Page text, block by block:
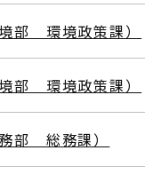
部 環境政策課）
部 環境政策課）
部 総務課）